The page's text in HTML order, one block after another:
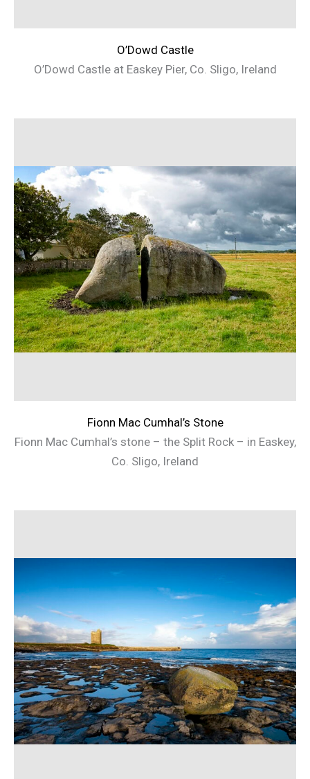
O’Dowd Castle
O’Dowd Castle at Easkey Pier, Co. Sligo, Ireland
Fionn Mac Cumhal’s Stone
Fionn Mac Cumhal’s stone – the Split Rock – in Easkey,
Co. Sligo, Ireland